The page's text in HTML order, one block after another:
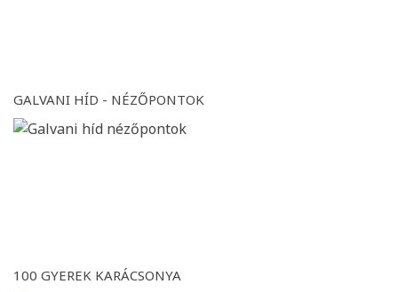
GALVANI HÍD - NÉZŐPONTOK
100 GYEREK KARÁCSONYA